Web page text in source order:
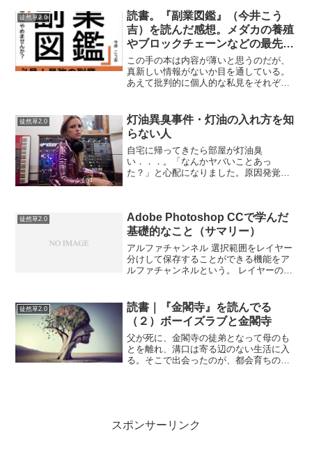
わけではない（いや、なれたらなりたい
くらいの気持ちが過去にま...
徒然草2.0
読書。『副業図鑑』（今井こう
吉）を読んだ感想。メダカの養殖
やブロックチェーンなどの最先端
の副業情報ありでわりとためにな
る
この手の本は内容が薄いと思うのだが、
真新しい情報がないか目を通している。
あえて批判的に個人的な私見をそれぞれ
まくやっている人も抜け道もあるとは思
う。個人的に論外な副業は...
徒然草2.0
灯油異臭事件・灯油の入れ方を知
らない人
自宅に帰ってきたら部屋が灯油臭
い．．．。「なんかヤバいことあっ
た？」と心配になりました。原因発覚ウ
が．．．なんと、ウチの同居人が、そ
れ...
徒然草2.0
Adobe Photoshop CCで学んだ
基礎的なこと（サマリー）
アルファチャンネル 選択範囲をレイヤー
分けして保存することができる機能をア
ルファチャンネルという。 レイヤーのオ
リックすると選択範囲が作成される。
Vanishi...
徒然草2.0
読書｜『金閣寺』を読んでる
（２）ボーイズラブと金閣寺
父が死に、金閣寺の徒弟となって母のも
とを離れ、溝口は寄る辺のない生活に入
る。そこで出会ったのが、都会育ちの男
スポンサーリンク